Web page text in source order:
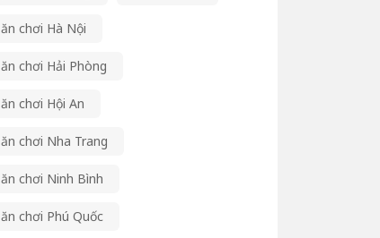
ăn chơi Hà Nội
ăn chơi Hải Phòng
ăn chơi Hội An
ăn chơi Nha Trang
ăn chơi Ninh Bình
ăn chơi Phú Quốc